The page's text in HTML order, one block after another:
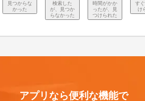
見つからな
かった
検索した
が、見つか
らなかった
時間がかか
ったが、見
つけられた
す
け
アプリなら便利な機能で